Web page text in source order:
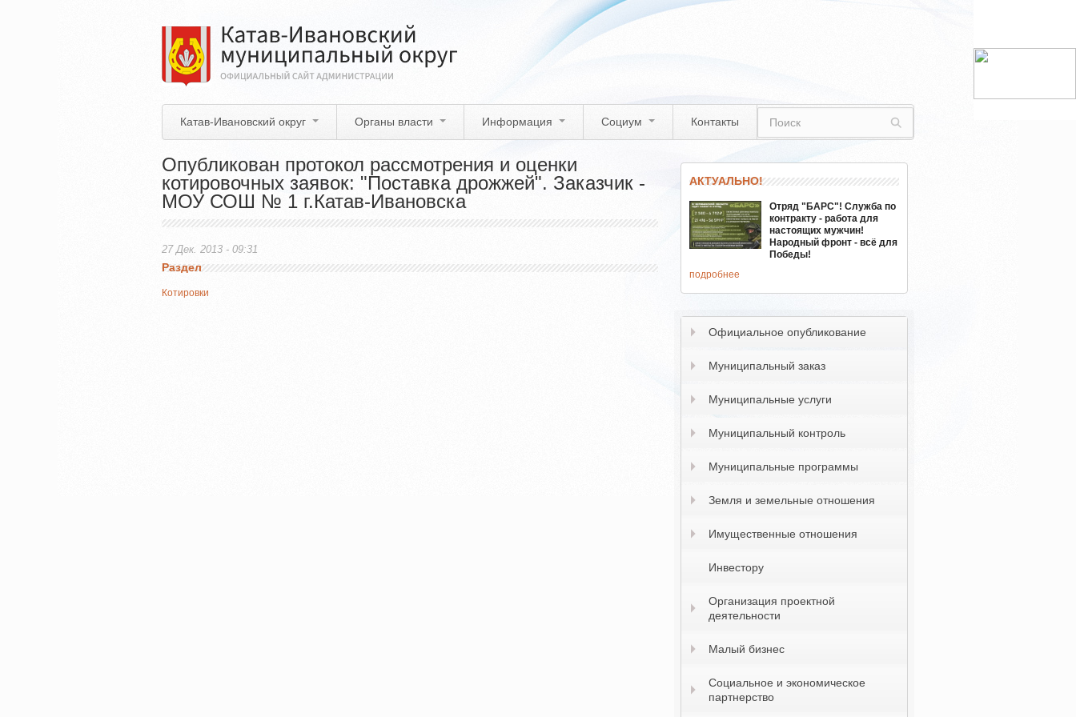
Катав-Ивановский округ Органы власти Информация Социум Контакты
Опубликован протокол рассмотрения и оценки
котировочных заявок: "Поставка дрожжей". Заказчик -
МОУ СОШ № 1 г.Катав-Ивановска
27 Дек. 2013 - 09:31
Раздел
Котировки
АКТУАЛЬНО!
Отряд "БАРС"! Служба по
контракту - работа для
настоящих мужчин!
Народный фронт - всё для
Победы!
подробнее
Официальное опубликование
Муниципальный заказ
Муниципальные услуги
Муниципальный контроль
Муниципальные программы
Земля и земельные отношения
Имущественные отношения
Инвестору
Организация проектной
деятельности
Малый бизнес
Социальное и экономическое
партнерство